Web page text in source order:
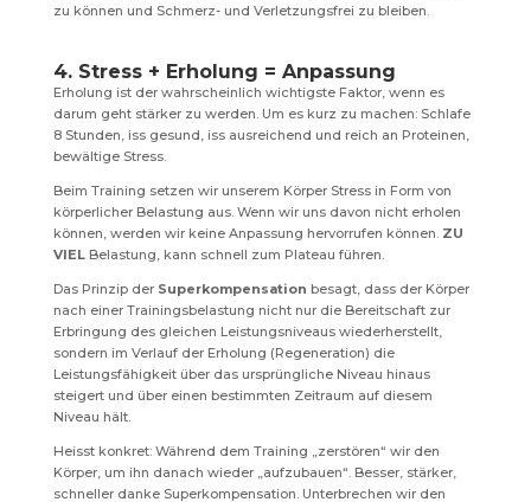
zu können und Schmerz- und Verletzungsfrei zu bleiben.
4. Stress + Erholung = Anpassung
Erholung ist der wahrscheinlich wichtigste Faktor, wenn es
darum geht stärker zu werden. Um es kurz zu machen: Schlafe
8 Stunden, iss gesund, iss ausreichend und reich an Proteinen,
bewältige Stress.
Beim Training setzen wir unserem Körper Stress in Form von
körperlicher Belastung aus. Wenn wir uns davon nicht erholen
können, werden wir keine Anpassung hervorrufen können.ZU
VIELBelastung, kann schnell zum Plateau führen.
Das Prinzip der Superkompensation besagt, dass der Körper
nach einer Trainingsbelastung nicht nur die Bereitschaft zur
Erbringung des gleichen Leistungsniveaus wiederherstellt,
sondern im Verlauf der Erholung (Regeneration) die
Leistungsfähigkeit über das ursprüngliche Niveau hinaus
steigert und über einen bestimmten Zeitraum auf diesem
Niveau hält.
Heisst konkret: Während dem Training „zerstören“ wir den
Körper, um ihn danach wieder „aufzubauen“. Besser, stärker,
schneller danke Superkompensation. Unterbrechen wir den